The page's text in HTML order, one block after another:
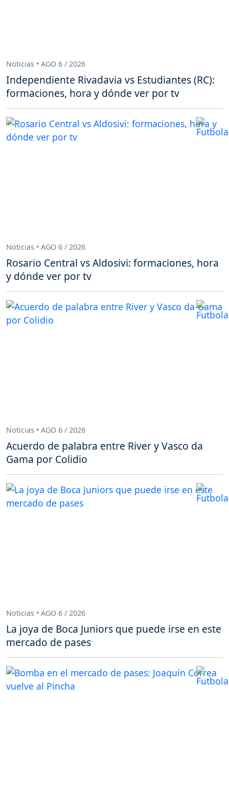
Noticias • AGO 6 / 2026
Independiente Rivadavia vs Estudiantes (RC):
formaciones, hora y dónde ver por tv
Noticias • AGO 6 / 2026
Rosario Central vs Aldosivi: formaciones, hora
y dónde ver por tv
Noticias • AGO 6 / 2026
Acuerdo de palabra entre River y Vasco da
Gama por Colidio
Noticias • AGO 6 / 2026
La joya de Boca Juniors que puede irse en este
mercado de pases